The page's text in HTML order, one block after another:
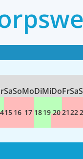
SaSoMoDiMiDoFrSa
15 16 17 1819 202122